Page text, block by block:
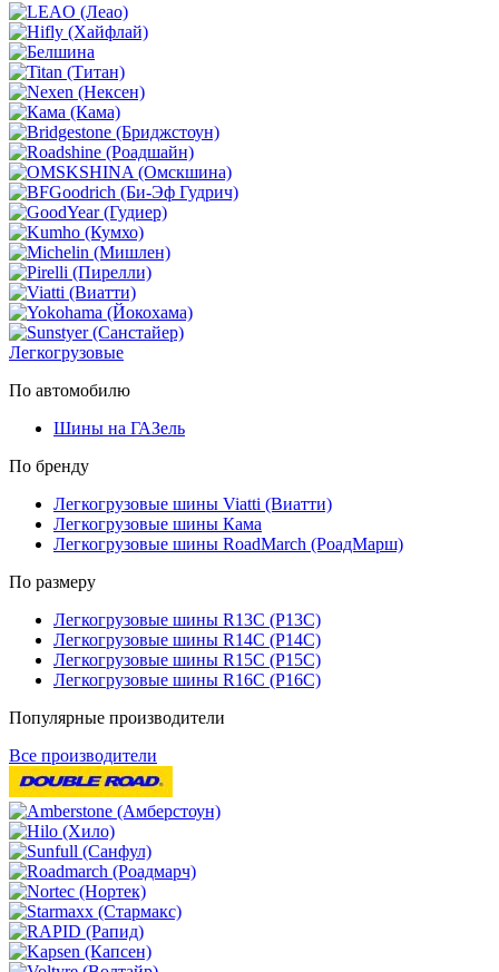
Легкогрузовые
По автомобилю
Шины на ГАЗель
По бренду
Легкогрузовые шины Viatti (Виатти)
Легкогрузовые шины Кама
Легкогрузовые шины RoadMarch (РоадМарш)
По размеру
Легкогрузовые шины R13C (Р13С)
Легкогрузовые шины R14C (Р14С)
Легкогрузовые шины R15C (Р15С)
Легкогрузовые шины R16C (Р16С)
Популярные производители
Все производители